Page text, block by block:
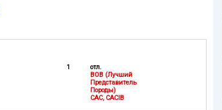
1
отл.
BOB (Лучший
Представитель
Породы)
CAC, CACIB